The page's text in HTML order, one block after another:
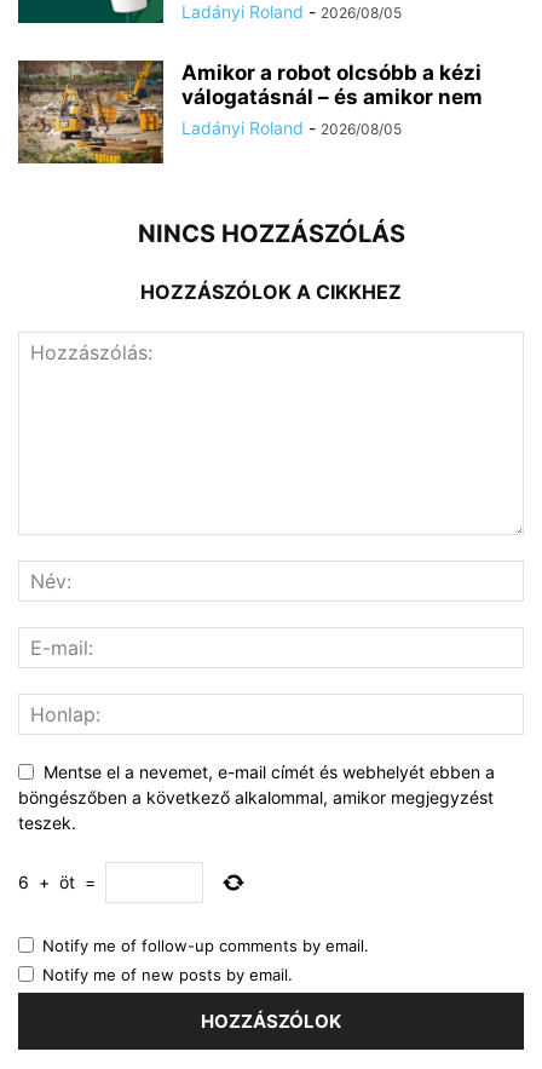
Ladányi Roland - 2026/08/05
Amikor a robot olcsóbb a kézi
válogatásnál – és amikor nem
Ladányi Roland - 2026/08/05
NINCS HOZZÁSZÓLÁS
HOZZÁSZÓLOK A CIKKHEZ
Mentse el a nevemet, e-mail címét és webhelyét ebben a
böngészőben a következő alkalommal, amikor megjegyzést
teszek.
6 + öt =
Notify me of follow-up comments by email.
Notify me of new posts by email.